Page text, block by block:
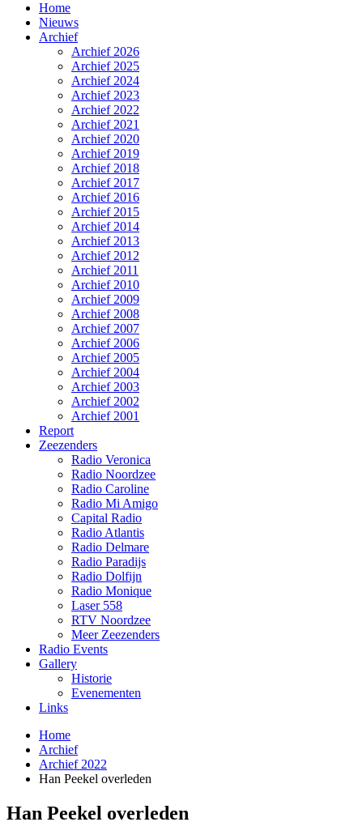
Home
Nieuws
Archief
Archief 2026
Archief 2025
Archief 2024
Archief 2023
Archief 2022
Archief 2021
Archief 2020
Archief 2019
Archief 2018
Archief 2017
Archief 2016
Archief 2015
Archief 2014
Archief 2013
Archief 2012
Archief 2011
Archief 2010
Archief 2009
Archief 2008
Archief 2007
Archief 2006
Archief 2005
Archief 2004
Archief 2003
Archief 2002
Archief 2001
Report
Zeezenders
Radio Veronica
Radio Noordzee
Radio Caroline
Radio Mi Amigo
Capital Radio
Radio Atlantis
Radio Delmare
Radio Paradijs
Radio Dolfijn
Radio Monique
Laser 558
RTV Noordzee
Meer Zeezenders
Radio Events
Gallery
Historie
Evenementen
Links
Home
Archief
Archief 2022
Han Peekel overleden
Han Peekel overleden